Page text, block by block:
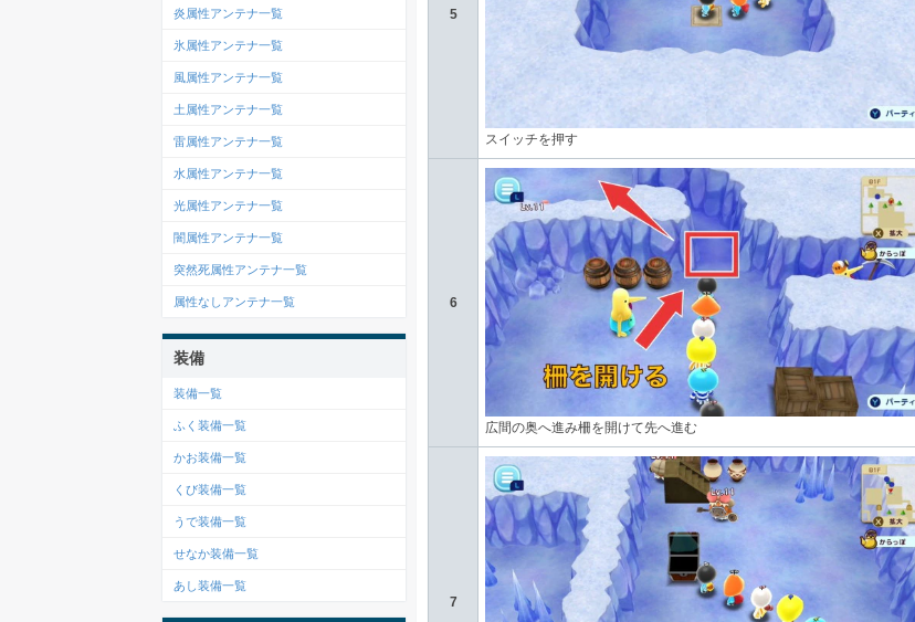
5
スイッチを押す
6
広間の奥へ進み柵を開けて先へ進む
7
炎属性アンテナ一覧
氷属性アンテナ一覧
風属性アンテナ一覧
土属性アンテナ一覧
雷属性アンテナ一覧
水属性アンテナ一覧
光属性アンテナ一覧
闇属性アンテナ一覧
突然死属性アンテナ一覧
属性なしアンテナ一覧
装備
装備一覧
ふく装備一覧
かお装備一覧
くび装備一覧
うで装備一覧
せなか装備一覧
あし装備一覧